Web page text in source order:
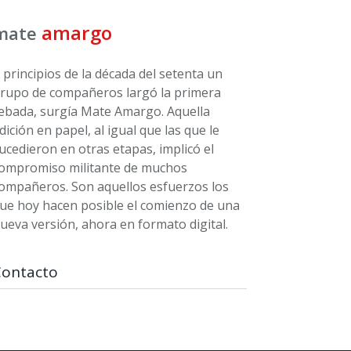
amargo
principios de la década del setenta un
de compañeros largó la primera
surgía Mate Amargo. Aquella
en papel, al igual que las que le
en otras etapas, implicó el
militante de muchos
Son aquellos esfuerzos los
hoy hacen posible el comienzo de una
versión, ahora en formato digital.